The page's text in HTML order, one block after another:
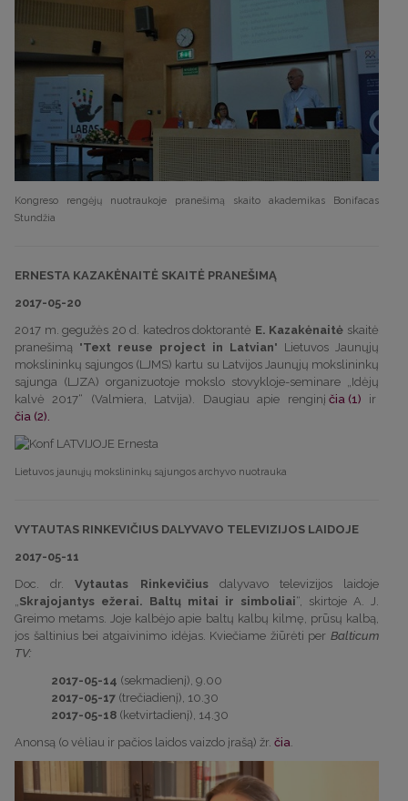
Kongreso rengėjų nuotraukoje pranešimą skaito akademikas Bonifacas
Stundžia
ERNESTA KAZAKĖNAITĖ SKAITĖ PRANEŠIMĄ
2017-05-20
2017 m. gegužės 20 d. katedros doktorantė E. Kazakėnaitė skaitė
pranešimą "Text reuse project in Latvian" Lietuvos Jaunųjų
mokslininkų sąjungos (LJMS) kartu su Latvijos Jaunųjų mokslininkų
sąjunga (LJZA) organizuotoje mokslo stovykloje-seminare „Idėjų
kalvė 2017“ (Valmiera, Latvija). Daugiau apie renginį čia (1) ir
čia (2).
Lietuvos jaunųjų mokslininkų sąjungos archyvo nuotrauka
VYTAUTAS RINKEVIČIUS DALYVAVO TELEVIZIJOS LAIDOJE
2017-05-11
Doc. dr.Vytautas Rinkevičiusdalyvavo televizijos laidoje
Skrajojantys ežerai. Baltų mitai ir simboliai“, skirtoje A. J.
Greimo metams. Joje kalbėjo apie baltų kalbų kilmę, prūsų kalbą,
jos šaltinius bei atgaivinimo idėjas. Kviečiame žiūrėti per Balticum
TV:
2017-05-14 (sekmadienį), 9.00
2017-05-17 (trečiadienį), 10.30
2017-05-18 (ketvirtadienį), 14.30
Anonsą (o vėliau ir pačios laidos vaizdo įrašą) žr. čia